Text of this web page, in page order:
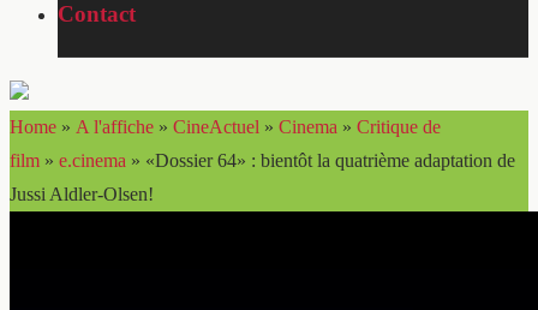
Contact
Home » A l'affiche » CineActuel » Cinema » Critique de
film » e.cinema » «Dossier 64» : bientôt la quatrième adaptation de
Jussi Aldler-Olsen!